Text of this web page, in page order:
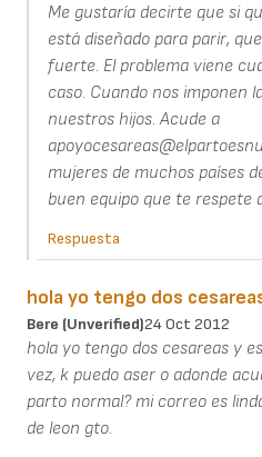
Me gustaría decirte que si
está diseñado para parir,
fuerte. El problema viene
caso. Cuando nos imponen
nuestros hijos. Acude a
mujeres de muchos países
buen equipo que te respete
Respuesta
hola yo tengo dos
Bere (unverified)24 Oct 2012
hola yo tengo dos cesareas y
vez, k puedo aser o adonde
parto normal? mi correo es
de leon gto.